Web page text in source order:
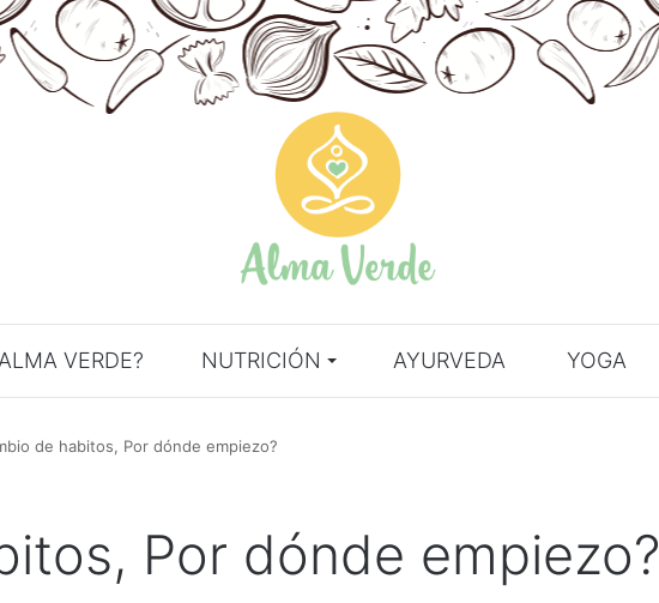
VERDE? NUTRICIÓN AYURVEDA YOGA
de habitos, Por dónde empiezo?
Por dónde empiezo?